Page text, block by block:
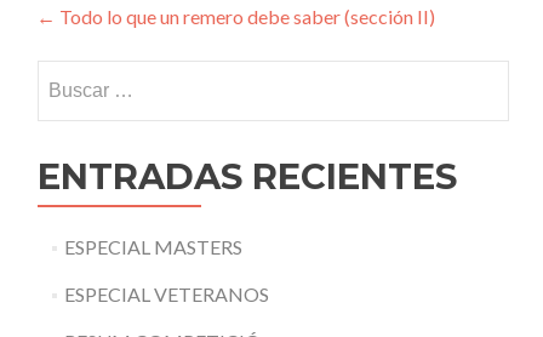
Navegación
de
entradas
← Todo lo que un remero debe saber (sección II)
ENTRADAS RECIENTES
ESPECIAL MASTERS
ESPECIAL VETERANOS